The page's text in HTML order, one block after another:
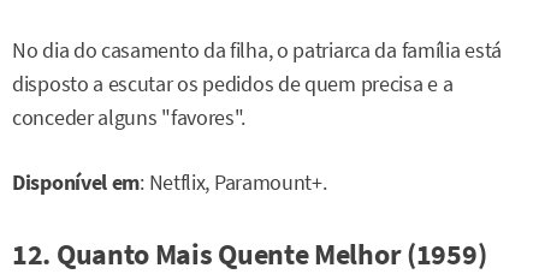
No dia do casamento da filha, o patriarca da família está
disposto a escutar os pedidos de quem precisa e a
conceder alguns "favores".
Disponível em: Netflix, Paramount+.
12. Quanto Mais Quente Melhor (1959)